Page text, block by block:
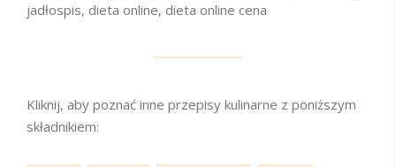
jadłospis, dieta online, dieta online cena
Kliknij, aby poznać inne przepisy kulinarne z poniższym
składnikiem: